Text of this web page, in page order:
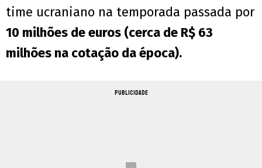
time ucraniano na temporada passada por
10 milhões de euros (cerca de R$ 63
milhões na cotação da época).
PUBLICIDADE